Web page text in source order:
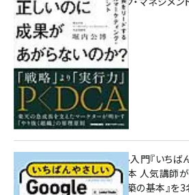
10:00
無料BIツール入門『いちば
ポータルの教本 人気講師
シュボード構築の基本』を